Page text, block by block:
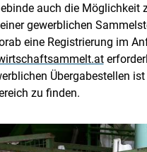
auch die Möglichkeit
gewerblichen
eine Registrierung im
Übergabestellen
zu finden.